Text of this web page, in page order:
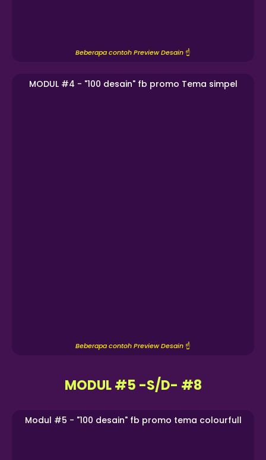
Beberapa contoh Preview Desain ☝️
MODUL #4 - "100 desain" fb promo Tema simpel
Beberapa contoh Preview Desain ☝️
MODUL #5 -S/D- #8
Modul #5 - "100 desain" fb promo tema colourfull